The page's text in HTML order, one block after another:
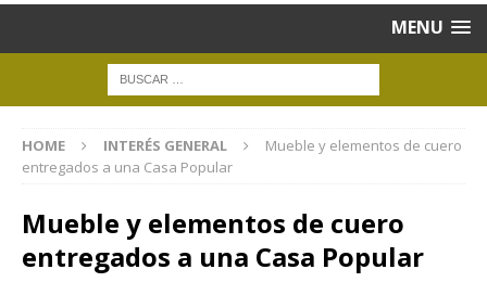
MENU
HOME INTERÉS GENERAL
Mueble y elementos de cuero
entregados a una Casa Popular
Mueble y elementos de cuero
entregados a una Casa Popular